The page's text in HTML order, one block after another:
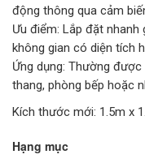
động thông qua cảm
Ưu điểm: Lắp đặt nhanh
không gian có diện tích
Ứng dụng: Thường
thang, phòng bếp hoặc
Kích thước mới: 1.5m x
Hạng mục